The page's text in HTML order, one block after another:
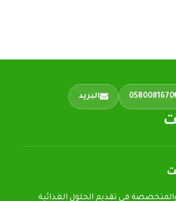
0580081670 البريد
في تقديم الحلول الغذائية